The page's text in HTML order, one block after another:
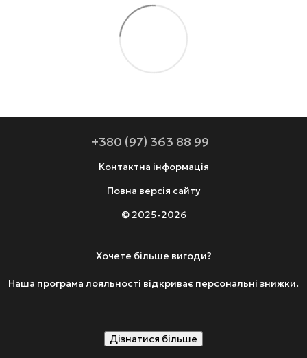
+380 (97) 363 88 99
Контактна інформація
Повна версія сайту
© 2025-2026
Хочете більше вигоди?
Наша програма лояльності відкриває персональні знижки.
Дізнатися більше